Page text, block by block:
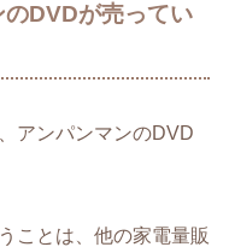
DVDが売ってい
アンパンマンのDVD
ことは、他の家電量販